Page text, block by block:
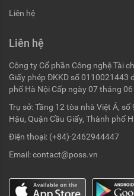
Liên hệ
Liên hệ
Công ty Cổ phần Công nghệ Tài
Giấy phép ĐKKD số 0110021443
phố Hà Nội Cấp ngày 07 tháng
Trụ sở: Tầng 12 tòa nhà Việt Á,
Hậu, Quận Cầu Giấy, Thành phố
Điện thoại: (+84)-2462944447
Email:contact@poss.vn